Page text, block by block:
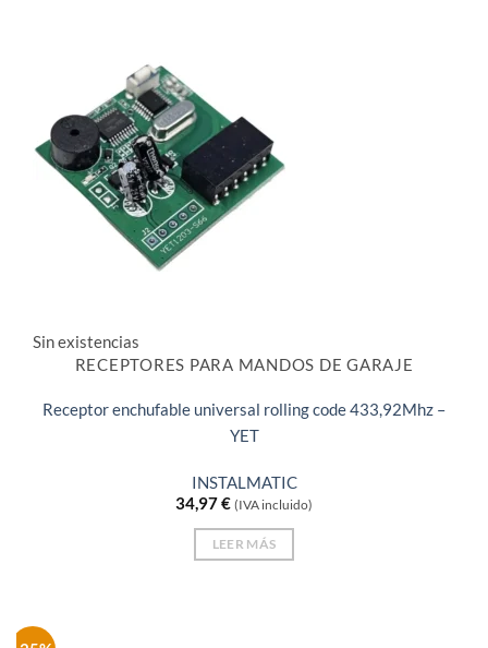
Sin existencias
RECEPTORES PARA MANDOS DE GARAJE
Receptor enchufable universal rolling code 433,92Mhz –
YET
INSTALMATIC
34,97€ (IVA incluido)
LEER MÁS